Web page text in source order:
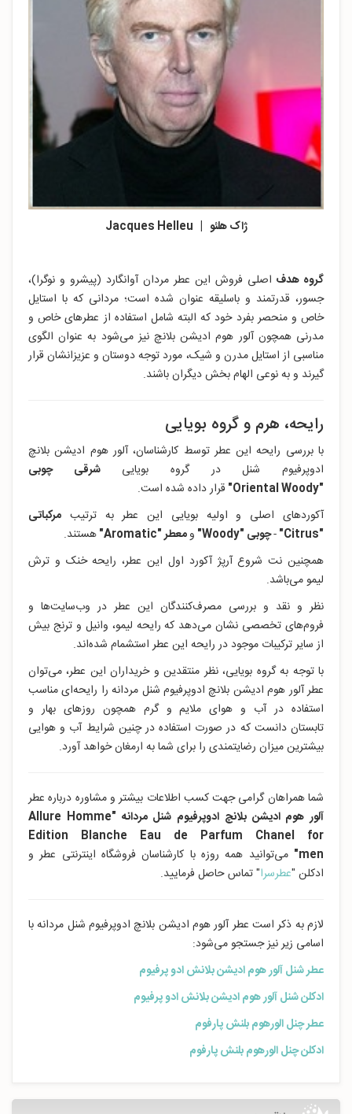
ژاک هلئو | Jacques Helleu
گروه هدف اصلی فروش این عطر مردان آوانگارد (پیشرو و نوگرا)،
جسور، قدرتمند و باسلیقه عنوان شده است؛ مردانی که با استایل
خاص و منحصر بفرد خود که البته شامل استفاده از عطرهای خاص و
مدرنی همچون آلور هوم ادیشن بلانچ نیز می‌شود به عنوان الگوی
مناسبی از استایل مدرن و شیک، مورد توجه دوستان و عزیزانشان قرار
گیرند و به نوعی الهام بخش دیگران باشند.
رایحه، هرم و گروه بویایی
با بررسی رایحه این عطر توسط کارشناسان، آلور هوم ادیشن بلانچ
ادوپرفیوم شنل در گروه بویاییشرقی چوبی
"Oriental
Woody"
قرار داده‌ شده است.
آکوردهای اصلی و اولیه بویایی این عطر به ترتیب مرکباتی
"Citrus
"
-چوبی "Woody " ومعطر "Aromatic"
هستند.
همچنین نت شروع آرپژ آکورد اول این عطر، رایحه خنک و ترش
لیمو می‌باشد.
نظر و نقد و بررسی مصرف‌کنندگان این عطر در وب‌سایت‌ها و
فروم‌های تخصصی نشان می‌دهد که رایحه لیمو، وانیل و ترنج بیش
از سایر ترکیبات موجود در رایحه این عطر استشمام شده‌اند.
با توجه به گروه بویایی، نظر منتقدین و خریداران این عطر، می‌توان
عطر آلور هوم ادیشن بلانچ ادوپرفیوم شنل مردانه را رایحه‌ای مناسب
استفاده در آب و هوای ملایم و گرم همچون روزهای بهار و
تابستان دانست که در صورت استفاده در چنین شرایط آب و هوایی
بیشترین میزان رضایتمندی را برای شما به ارمغان خواهد آورد.
شما همراهان گرامی جهت کسب اطلاعات بیشتر و مشاوره درباره عطر
آلور هوم ادیشن بلانچ ادوپرفیوم شنل مردانه "Allure Homme
Edition Blanche Eau de Parfum Chanel for
men" می‌توانید همه روزه با کارشناسان فروشگاه اینترنتی عطر و
ادکلن "عطرسرا" تماس حاصل فرمایید.
لازم به ذکر است عطر آلور هوم ادیشن بلانچ ادوپرفیوم شنل مردانه با
اسامی زیر نیز جستجو می‌شود:
عطر شنل آلور هوم ادیشن بلانش ادو پرفیوم
ادکلن شنل آلور هوم ادیشن بلانش ادو پرفیوم
عطر چنل الورهوم بلنش پارفوم
ادکلن چنل الورهوم بلنش پارفوم